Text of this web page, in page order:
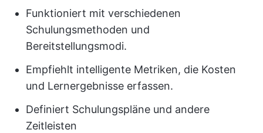
Funktioniert mit verschiedenen
Schulungsmethoden und
Bereitstellungsmodi.
Empfiehlt intelligente Metriken, die Kosten
und Lernergebnisse erfassen.
Definiert Schulungspläne und andere
Zeitleisten